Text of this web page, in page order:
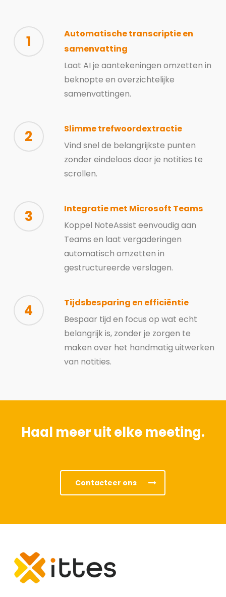
1
Automatische transcriptie en
samenvatting
Laat AI je aantekeningen omzetten in
beknopte en overzichtelijke
samenvattingen.
2
Slimme trefwoordextractie
Vind snel de belangrijkste punten
zonder eindeloos door je notities te
scrollen.
3
Integratie met Microsoft Teams
Koppel NoteAssist eenvoudig aan
Teams en laat vergaderingen
automatisch omzetten in
gestructureerde verslagen.
4
Tijdsbesparing en efficiëntie
Bespaar tijd en focus op wat echt
belangrijk is, zonder je zorgen te
maken over het handmatig uitwerken
van notities.
Haal meer uit elke meeting.
Contacteer ons